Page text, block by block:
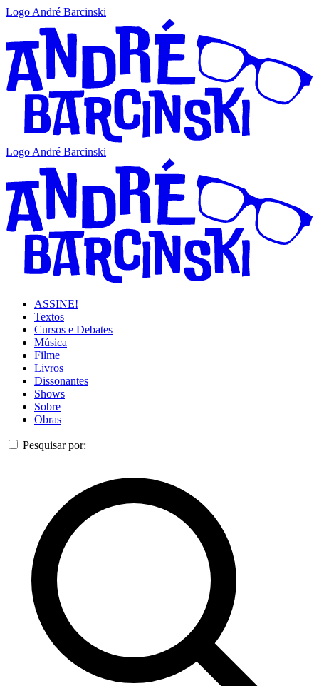
Logo André Barcinski
Logo André Barcinski
ASSINE!
Textos
Cursos e Debates
Música
Filme
Livros
Dissonantes
Shows
Sobre
Obras
Pesquisar por: